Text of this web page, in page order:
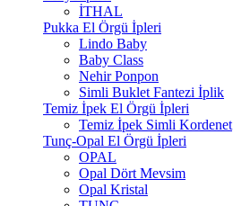
İTHAL
Pukka El Örgü İpleri
Lindo Baby
Baby Class
Nehir Ponpon
Simli Buklet Fantezi İplik
Temiz İpek El Örgü İpleri
Temiz İpek Simli Kordenet
Tunç-Opal El Örgü İpleri
OPAL
Opal Dört Mevsim
Opal Kristal